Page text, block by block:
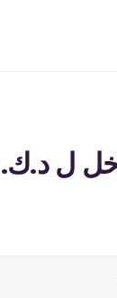
في الكويت - 2026